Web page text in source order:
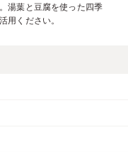
湯葉と豆腐を使った四季
用ください。